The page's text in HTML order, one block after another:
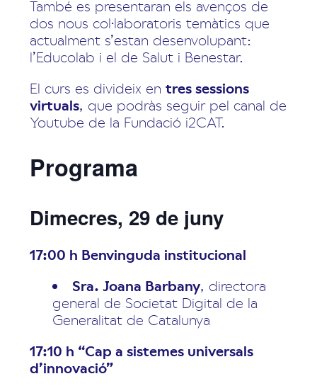
També es presentaran els avenços de
dos nous col·laboratoris temàtics que
actualment s’estan desenvolupant:
l’Educolab i el de Salut i Benestar.
El curs es divideix entres sessions
virtuals, que podràs seguir pel canal de
Youtube de la Fundació i2CAT.
Programa
Dimecres, 29 de juny
17:00 h Benvinguda institucional
Sra. Joana Barbany, directora
general de Societat Digital de la
Generalitat de Catalunya
17:10 h “Cap a sistemes universals
d’innovació”